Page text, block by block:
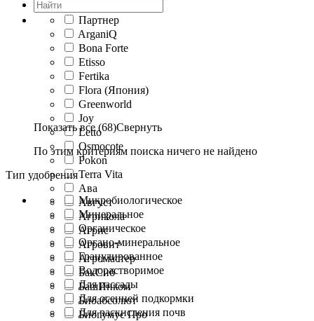
Партнер
ArganiQ
Bona Forte
Etisso
Fertika
Flora (Япония)
Greenworld
Joy
Letto
Osmocote
Pokon
Terra Vita
Ава
Август
Агрикола
Агрис
Агровит
Агромастер
БакСиб
БашИнком
Биоабсолют
Биогумус Про
Показать все (68)Свернуть
По этим критериям поиска ничего не найдено
Тип удобрения
Микробиологическое
Минеральное
Органическое
Органо-минеральное
Гранулированное
Водорастворимое
Для рассады
Для осенней подкормки
Для раскисления почв